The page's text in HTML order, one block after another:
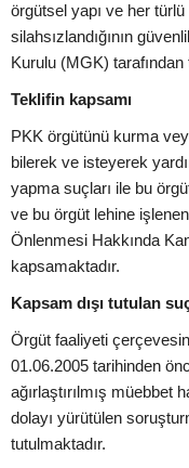
örgütsel yapı ve her türlü
silahsızlandığının
Kurulu (MGK)
Teklifin kapsamı
PKK örgütünü kurma
bilerek ve isteyerek
yapma suçları ile bu
ve bu örgüt lehine
Önlenmesi Hakkında
kapsamaktadır.
Kapsam dışı tutulan
Örgüt faaliyeti
01.06.2005 tarihinden
ağırlaştırılmış müebbet
dolayı yürütülen
tutulmaktadır.